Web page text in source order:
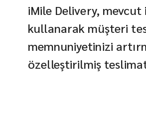
iMile Delivery,
kullanarak müşteri
memnuniyetinizi
özelleştirilmiş